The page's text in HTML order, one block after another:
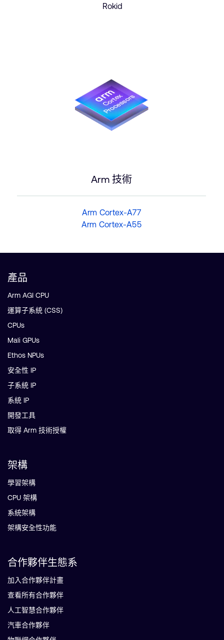
Rokid
Arm 技術
Arm Cortex-A77
Arm Cortex-A55
產品
Arm AGI CPU
運算子系統 (CSS)
CPUs
Mali GPUs
Ethos NPUs
安全性 IP
子系統 IP
系統 IP
開發工具
取得 Arm 技術授權
架構
學習架構
CPU 架構
系統架構
架構安全性功能
合作夥伴生態系
加入合作夥伴計畫
查看所有合作夥伴
人工智慧合作夥伴
汽車合作夥伴